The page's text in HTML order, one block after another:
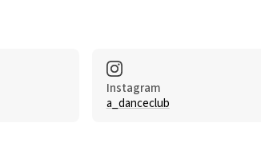
Instagram
a_danceclub